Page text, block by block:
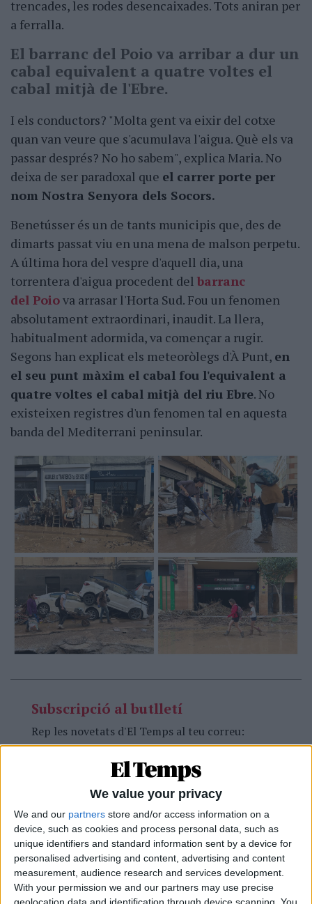
We value your privacy
We and our partners store and/or access information on a
device, such as cookies and process personal data, such as
unique identifiers and standard information sent by a device for
personalised advertising and content, advertising and content
measurement, audience research and services development.
With your permission we and our partners may use precise
trencades, les rodes desencaixades. Tots aniran per
a ferralla.
El barranc del Poio va arribar a dur un
cabal equivalent a quatre voltes el
cabal mitjà de l'Ebre.
I els conductors? "Molta gent va eixir del cotxe
quan van veure que s'acumulava l'aigua. Què els va
passar després? No ho sabem", explica Maria. No
deixa de ser paradoxal que el carrer porte per
nom Nostra Senyora dels Socors.
Benetússer és un de tants municipis que, des de
dimarts passat viu en una mena de malson perpetu.
A última hora del vespre d'aquell dia, una
torrentera d'aigua procedent del barranc
del Poiova arrasar l'Horta Sud. Fou un fenomen
absolutament extraordinari, inaudit. La llera,
habitualment adormida, va començar a rugir.
Segons han explicat els meteoròlegs d'À Punt, en
el seu punt màxim el cabal fou l'equivalent a
quatre voltes el cabal mitjà del riu Ebre. No
existeixen registres d'un fenomen tal en aquesta
banda del Mediterrani peninsular.
Subscripció al butlletí
Rep les novetats d'El Temps al teu correu:
L'Apocalipsi
Setanta-dues hores després d'aquella fuetada
d'aigua, l'Horta Sud continua immersa en
l'hecatombe. Hi ha un punt d'irrealitat en tot